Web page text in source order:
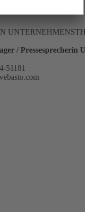
/ Pressesprecherin
51181